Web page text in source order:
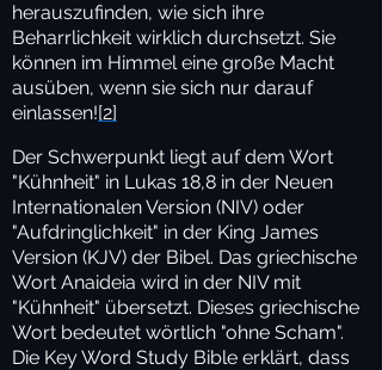
herauszufinden, wie sich ihre
Beharrlichkeit wirklich durchsetzt. Sie
können im Himmel eine große Macht
ausüben, wenn sie sich nur darauf
einlassen![2]
Der Schwerpunkt liegt auf dem Wort
"Kühnheit" in Lukas 18,8 in der Neuen
Internationalen Version (NIV) oder
"Aufdringlichkeit" in der King James
Version (KJV) der Bibel. Das griechische
Wort Anaideia wird in der NIV mit
"Kühnheit" übersetzt. Dieses griechische
Wort bedeutet wörtlich "ohne Scham".
Die Key Word Study Bible erklärt, dass